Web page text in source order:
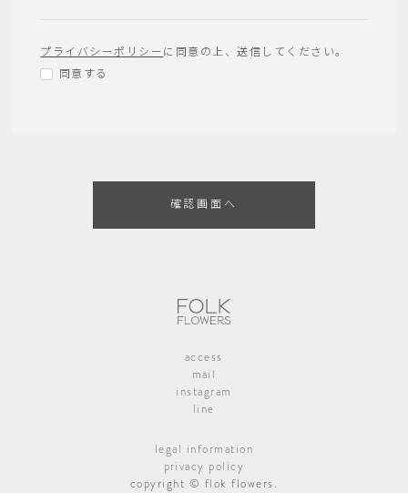
プライバシーポリシーに同意の上、送信してください。
同意する
access
mail
instagram
line
legal information
privacy policy
copyright © flok flowers.